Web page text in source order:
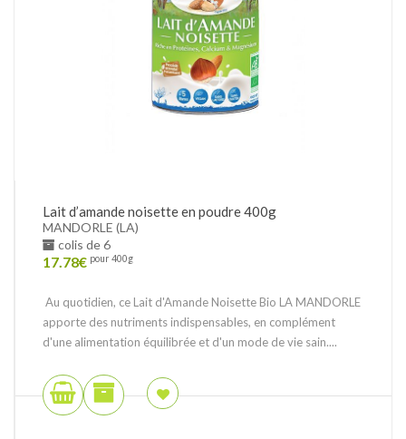
Lait d’amande noisette en poudre 400g
MANDORLE (LA)
colis de 6
17.78€ pour 400g
Au quotidien, ce Lait d'Amande Noisette Bio LA MANDORLE
apporte des nutriments indispensables, en complément
d'une alimentation équilibrée et d'un mode de vie sain....